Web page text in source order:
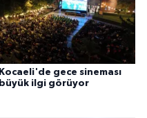
Kocaeli'de gece sineması
büyük ilgi görüyor